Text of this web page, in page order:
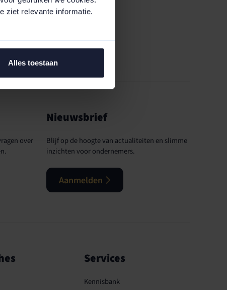
ziet relevante informatie.
Alles toestaan
over
Nieuwsbrief
Blijf op de hoogte van actualiteiten en slimme
inzichten voor ondernemers.
Aanmelden
Services
Kennisbank